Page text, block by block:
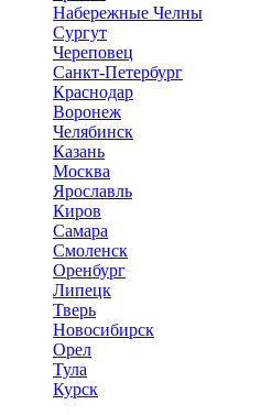
Набережные Челны
Сургут
Череповец
Санкт-Петербург
Краснодар
Воронеж
Челябинск
Казань
Москва
Ярославль
Киров
Самара
Смоленск
Оренбург
Липецк
Тверь
Новосибирск
Орел
Тула
Курск